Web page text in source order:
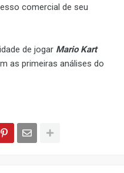
comercial de seu
de jogar Mario Kart
as primeiras análises do